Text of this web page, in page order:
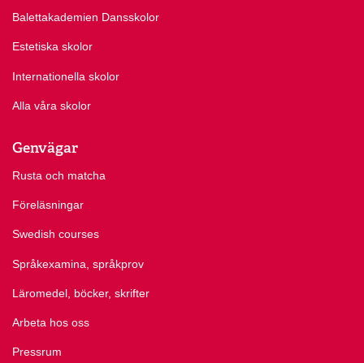
Balettakademien Dansskolor
Estetiska skolor
Internationella skolor
Alla våra skolor
Genvägar
Rusta och matcha
Föreläsningar
Swedish courses
Språkexamina, språkprov
Läromedel, böcker, skrifter
Arbeta hos oss
Pressrum